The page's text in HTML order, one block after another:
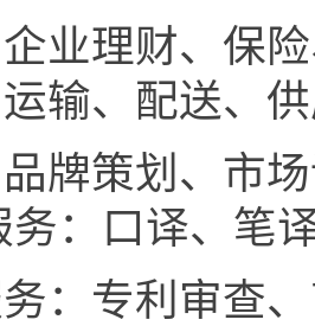
业理财、保
输、配送、
牌策划、市
务：口译、笔
：专利审查